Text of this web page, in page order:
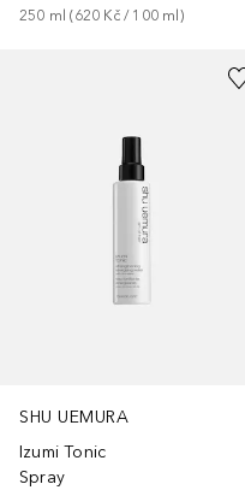
250 ml (620 Kč / 100 ml )
SHU UEMURA
Izumi Tonic
Spray